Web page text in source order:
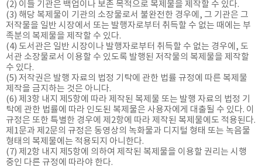
(2) 이들 기관은 백업이나 보존 목적으로 복제물을 제작할 수 있다.
(3) 해당 복제물이 기관의 소장물로서 불완전한 경우에, 그 기관은 그
저작물을 일반 시장에서 또는 발행자로부터 취득할 수 없는 때에는 부
족분의 복제물을 제작할 수 있다.
(4) 도서관은 일반 시장이나 발행자로부터 취득할 수 없는 경우에, 도
서관 소장물로서 이용할 수 있도록 발행된 저작물의 복제물을 제작할
수 있다.
(5) 저작권은 발행 자료의 법정 기탁에 관한 법률 규정에 따른 복제물
제작을 금지하는 것은 아니다.
(6) 제3항 내지 제5항에 따라 제작된 복제물 또는 발행 자료의 법정 기
탁에 관한 법률에 따라 인도된 복제물은 사용자에게 대출될 수 있다. 이
규정은 또한 특별한 경우에 제2항에 따라 제작된 복제물에도 적용된다.
제1문과 제2문의 규정은 동영상의 녹화물과 디지털 형태 또는 녹음물
형태의 복제물에는 적용되지 아니한다.
(7) 제2항 내지 제5항에 의하여 제작된 복제물을 이용할 권리는 시행
중인 다른 규정에 따라야 한다.